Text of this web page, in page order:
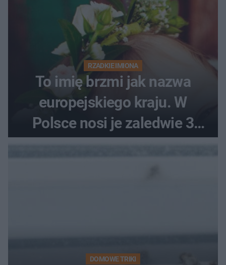
RZADKIE IMIONA
To imię brzmi jak nazwa
europejskiego kraju. W
Polsce nosi je zaledwie 3
kobiety
DOMOWE TRIKI